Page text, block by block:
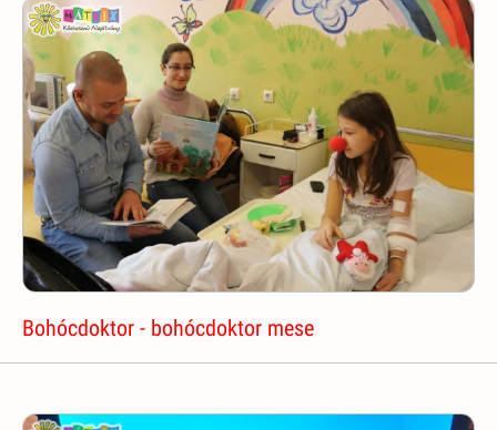
Bohócdoktor - bohócdoktor mese